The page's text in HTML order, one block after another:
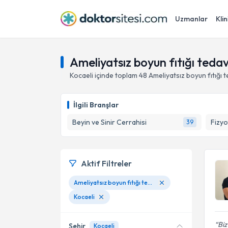
Uzmanlar
Ameliyatsız boyun fıtığı
Kocaeli içinde toplam 48 Ameliyatsız boyun fıtığı
İlgili Branşlar
Beyin ve Sinir Cerrahisi
39
Aktif Filtreler
Ameliyatsız boyun fıtığı tedavisi
Kocaeli
Şehir Kocaeli